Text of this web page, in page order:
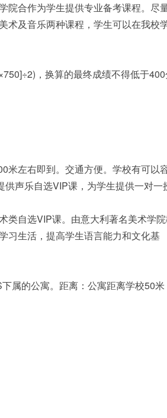
院合作为学生提供专业备考课程。尽
术及音乐两种课程，学生可以在我校
，换算的最终成绩不得低于
米左右即到。交通方便。学校有可以
声乐自选VIP课，为学生提供一对一
类自选VIP课。由意大利著名美术学
习生活，提高学生语言能力和文化基
属的公寓。距离：公寓距离学校50米